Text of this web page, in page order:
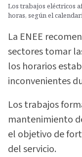
Los trabajos eléctricos
horas, según el
La ENEE
sectores tomar
los horarios
inconvenientes
Los trabajos
mantenimiento
el objetivo de
del servicio.